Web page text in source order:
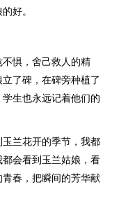
好。
惧，舍己救人的精
了碑，在碑旁种植了
生也永远记着他们的
兰花开的季节，我都
会看到玉兰姑娘，看
春，把瞬间的芳华献